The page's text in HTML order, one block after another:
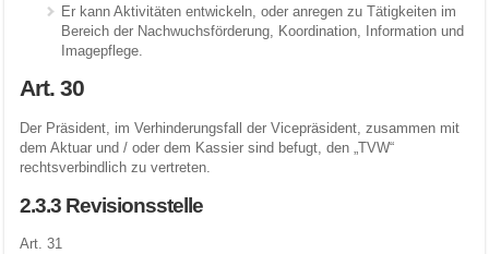
Er kann Aktivitäten entwickeln, oder anregen zu Tätigkeiten im
Bereich der Nachwuchsförderung, Koordination, Information und
Imagepflege.
Art. 30
Der Präsident, im Verhinderungsfall der Vicepräsident, zusammen mit
dem Aktuar und / oder dem Kassier sind befugt, den „TVW“
rechtsverbindlich zu vertreten.
2.3.3 Revisionsstelle
Art. 31